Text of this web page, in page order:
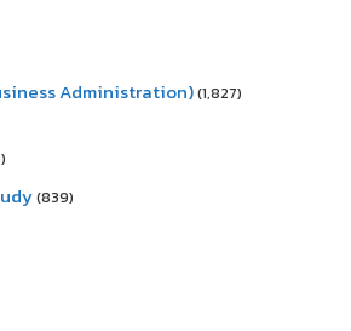
Administration)(1,827)
(839)